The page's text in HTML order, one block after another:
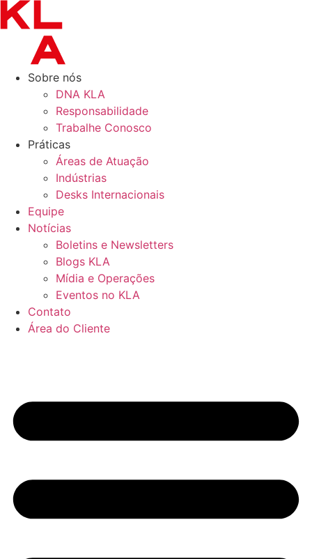
para
conteúdo
Sobre nós
DNA KLA
Responsabilidade
Trabalhe Conosco
Práticas
Áreas de Atuação
Indústrias
Desks Internacionais
Equipe
Notícias
Boletins e Newsletters
Blogs KLA
Mídia e Operações
Eventos no KLA
Contato
Área do Cliente